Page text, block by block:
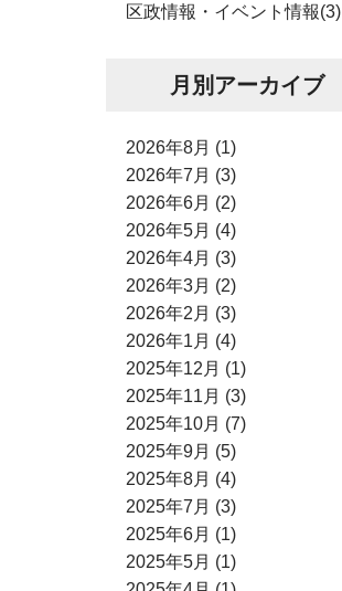
区政情報・イベント情報(3)
月別アーカイブ
2026年8月 (1)
2026年7月 (3)
2026年6月 (2)
2026年5月 (4)
2026年4月 (3)
2026年3月 (2)
2026年2月 (3)
2026年1月 (4)
2025年12月 (1)
2025年11月 (3)
2025年10月 (7)
2025年9月 (5)
2025年8月 (4)
2025年7月 (3)
2025年6月 (1)
2025年5月 (1)